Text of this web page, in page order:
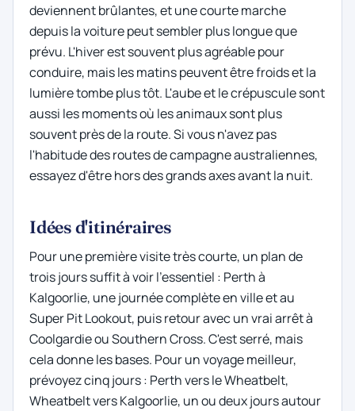
deviennent brûlantes, et une courte marche
depuis la voiture peut sembler plus longue que
prévu. L'hiver est souvent plus agréable pour
conduire, mais les matins peuvent être froids et la
lumière tombe plus tôt. L'aube et le crépuscule sont
aussi les moments où les animaux sont plus
souvent près de la route. Si vous n'avez pas
l'habitude des routes de campagne australiennes,
essayez d'être hors des grands axes avant la nuit.
Idées d'itinéraires
Pour une première visite très courte, un plan de
trois jours suffit à voir l'essentiel : Perth à
Kalgoorlie, une journée complète en ville et au
Super Pit Lookout, puis retour avec un vrai arrêt à
Coolgardie ou Southern Cross. C'est serré, mais
cela donne les bases. Pour un voyage meilleur,
prévoyez cinq jours : Perth vers le Wheatbelt,
Wheatbelt vers Kalgoorlie, un ou deux jours autour